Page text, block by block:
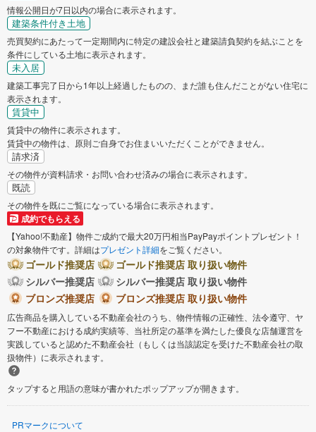
情報公開日が7日以内の場合に表示されます。
建築条件付き土地
売買契約にあたって一定期間内に特定の建設会社と建築請負契約を結ぶことを
条件にしている土地に表示されます。
未入居
建築工事完了日から1年以上経過したものの、まだ誰も住んだことがない住宅に
表示されます。
賃貸中
賃貸中の物件に表示されます。
賃貸中の物件は、原則ご自身でお住まいいただくことができません。
請求済
その物件が資料請求・お問い合わせ済みの場合に表示されます。
既読
その物件を既にご覧になっている場合に表示されます。
成約でもらえる
【Yahoo!不動産】物件ご成約で最大20万円相当PayPayポイントプレゼント！
の対象物件です。詳細はプレゼント詳細をご覧ください。
ゴールド推奨店
ゴールド推奨店 取り扱い物件
シルバー推奨店
シルバー推奨店 取り扱い物件
ブロンズ推奨店
ブロンズ推奨店 取り扱い物件
広告商品を購入している不動産会社のうち、物件情報の正確性、法令遵守、ヤ
フー不動産における成約実績等、当社所定の基準を満たした優良な店舗運営を
実践していると認めた不動産会社（もしくは当該認定を受けた不動産会社の取
扱物件）に表示されます。
タップすると用語の意味が書かれたポップアップが開きます。
PRマークについて